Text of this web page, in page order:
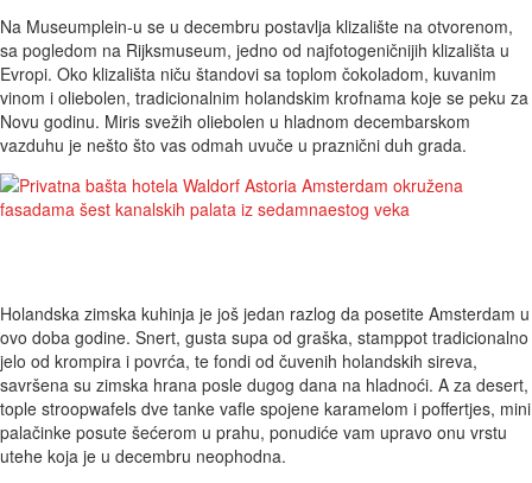
Na Museumplein-u se u decembru postavlja klizalište na otvorenom,
sa pogledom na Rijksmuseum, jedno od najfotogeničnijih klizališta u
Evropi. Oko klizališta niču štandovi sa toplom čokoladom, kuvanim
vinom i oliebolen, tradicionalnim holandskim krofnama koje se peku za
Novu godinu. Miris svežih oliebolen u hladnom decembarskom
vazduhu je nešto što vas odmah uvuče u praznični duh grada.
Holandska zimska kuhinja je još jedan razlog da posetite Amsterdam u
ovo doba godine. Snert, gusta supa od graška, stamppot tradicionalno
jelo od krompira i povrća, te fondi od čuvenih holandskih sireva,
savršena su zimska hrana posle dugog dana na hladnoći. A za desert,
tople stroopwafels dve tanke vafle spojene karamelom i poffertjes, mini
palačinke posute šećerom u prahu, ponudiće vam upravo onu vrstu
utehe koja je u decembru neophodna.